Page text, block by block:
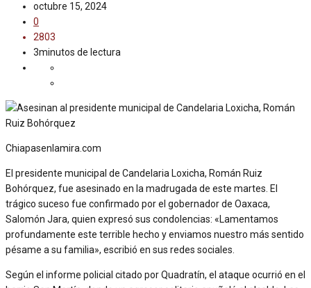
octubre 15, 2024
0
2803
3minutos de lectura
Chiapasenlamira.com
El presidente municipal de Candelaria Loxicha, Román Ruiz
Bohórquez, fue asesinado en la madrugada de este martes. El
trágico suceso fue confirmado por el gobernador de Oaxaca,
Salomón Jara, quien expresó sus condolencias: «Lamentamos
profundamente este terrible hecho y enviamos nuestro más sentido
pésame a su familia», escribió en sus redes sociales.
Según el informe policial citado por Quadratín, el ataque ocurrió en el